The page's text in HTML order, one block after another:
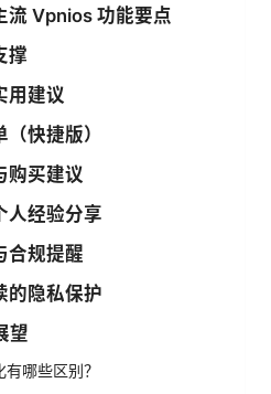
流 Vpnios 功能要点
撑
用建议
快捷版）
购买建议
人经验分享
合规提醒
的隐私保护
望
哪些区别？